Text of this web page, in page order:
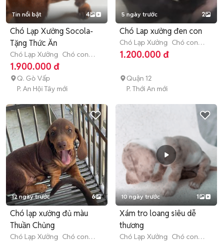
Tin nổi bật 4
Chó Lạp Xưởng Socola-
Tặng Thức Ăn
Chó Lạp Xưởng Chó con
(dưới 3 tháng tuổi)
1.900.000 đ
Q. Gò Vấp
P. An Hội Tây mới
5 ngày trước 2
Chó Lap xưởng đen con
Chó Lạp Xưởng Chó con
(dưới 3 tháng tuổi)
1.200.000 đ
Quận 12
P. Thới An mới
12 ngày trước 6
Chó lạp xưởng đủ màu
Thuần Chủng
Chó Lạp Xưởng Chó con
10 ngày trước 1
Xám tro loang siêu dễ
thương
Chó Lạp Xưởng Chó con